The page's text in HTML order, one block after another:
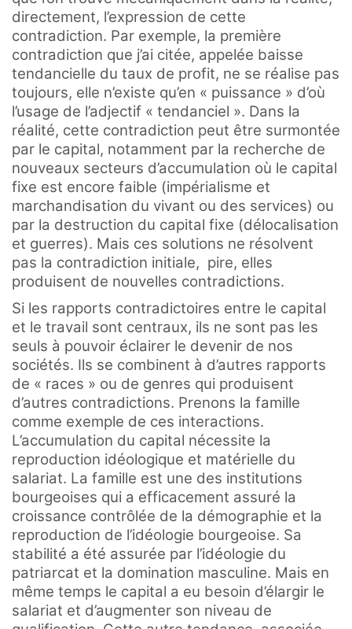
directement, l’expression de cette
contradiction. Par exemple, la première
contradiction que j’ai citée, appelée baisse
tendancielle du taux de profit, ne se réalise pas
toujours, elle n’existe qu’en « puissance » d’où
l’usage de l’adjectif « tendanciel ». Dans la
réalité, cette contradiction peut être surmontée
par le capital, notamment par la recherche de
nouveaux secteurs d’accumulation où le capital
fixe est encore faible (impérialisme et
marchandisation du vivant ou des services) ou
par la destruction du capital fixe (délocalisation
et guerres). Mais ces solutions ne résolvent
pas la contradiction initiale, pire, elles
produisent de nouvelles contradictions.
Si les rapports contradictoires entre le capital
et le travail sont centraux, ils ne sont pas les
seuls à pouvoir éclairer le devenir de nos
sociétés. Ils se combinent à d’autres rapports
de « races » ou de genres qui produisent
d’autres contradictions. Prenons la famille
comme exemple de ces interactions.
L’accumulation du capital nécessite la
reproduction idéologique et matérielle du
salariat. La famille est une des institutions
bourgeoises qui a efficacement assuré la
croissance contrôlée de la démographie et la
reproduction de l’idéologie bourgeoise. Sa
stabilité a été assurée par l’idéologie du
patriarcat et la domination masculine. Mais en
même temps le capital a eu besoin d’élargir le
salariat et d’augmenter son niveau de